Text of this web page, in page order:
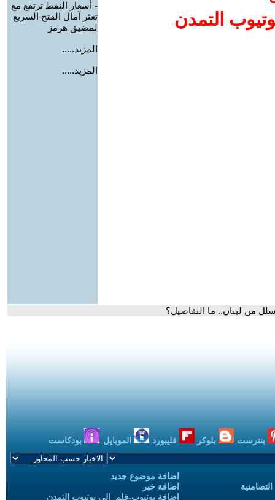
التمدن
- أسعار النفط ترتفع مع
تعثر آمال الفتح السريع
لمضيق هرمز
المزيد.....
المزيد.....
من لبنان.. ما التفاصيل؟
بنترست بلوكر فليبورد الموبايل بودكاست
اضافة موضوع جديد
اضافة خبر
إضافة يوتيوب-فلم إلى يوتيوب التمدن